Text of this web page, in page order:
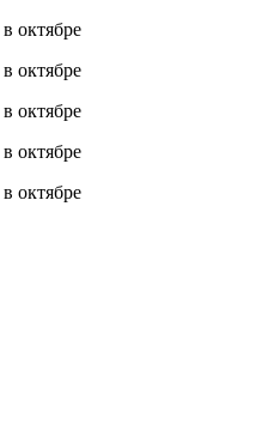
октябре
октябре
октябре
октябре
октябре